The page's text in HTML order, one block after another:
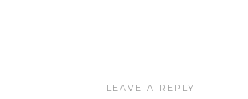
LEAVE A REPLY